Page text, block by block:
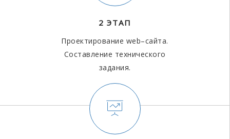
2 ЭТАП
Проектирование web–сайта.
Составление технического
задания.